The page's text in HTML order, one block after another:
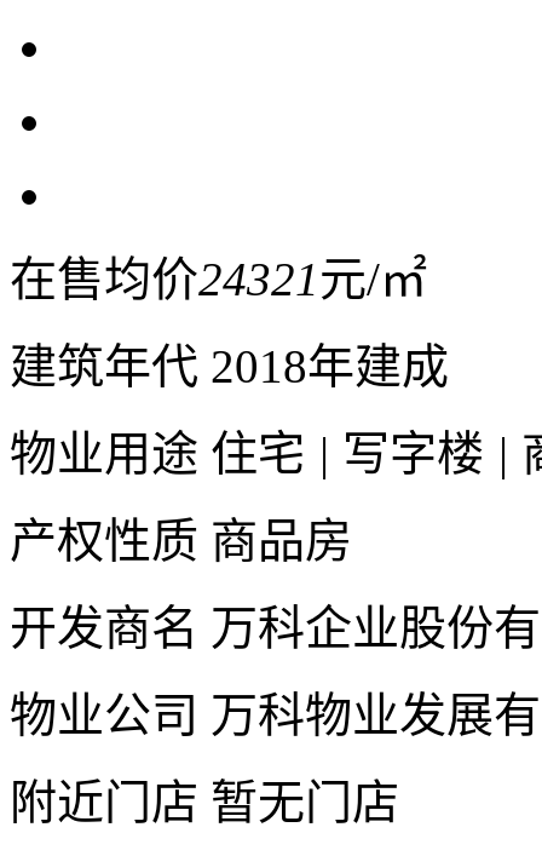
在售均价24321元/㎡
建筑年代 2018年建成
物业用途 住宅 | 写字楼 |
产权性质 商品房
开发商名 万科企业股份
物业公司 万科物业发展
附近门店 暂无门店